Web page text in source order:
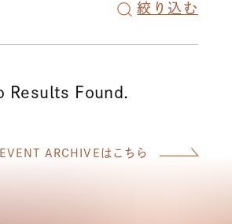
絞り込む
EVENT ARCHIVEはこちら